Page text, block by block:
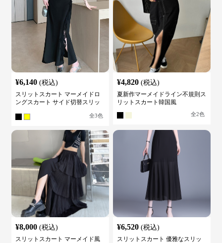
¥6,140 (税込)
スリットスカート マーメイドロ
ングスカート サイド切替スリッ
全3色
¥4,820 (税込)
夏新作マーメイドライン不規則ス
リットスカート韓国風
全2色
¥8,000 (税込)
スリットスカート マーメイド風
¥6,520 (税込)
スリットスカート 優雅なスリッ